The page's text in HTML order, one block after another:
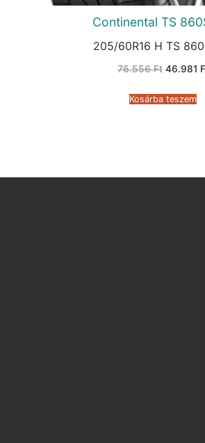
Continental TS
205/60R16 H TS
76.556Ft Original
76.556 Ft.
46.981
Kosárba teszem